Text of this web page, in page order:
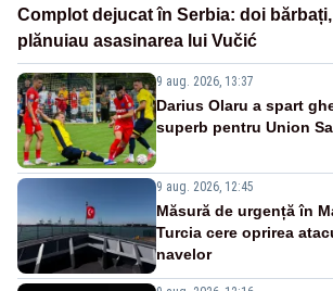
Complot dejucat în Serbia: doi
plănuiau asasinarea lui Vučić
9 aug. 2026, 13:37
Darius Olaru a spart
superb pentru Union
9 aug. 2026, 12:45
Măsură de urgență în
Turcia cere oprirea
navelor